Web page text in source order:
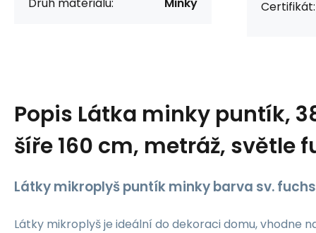
Certifikát:
Popis Látka minky puntík,
šíře 160 cm, metráž, světle
Látky mikroplyš puntík minky barva sv.
Látky mikroplyš je ideální do dekoraci domu, vhodne